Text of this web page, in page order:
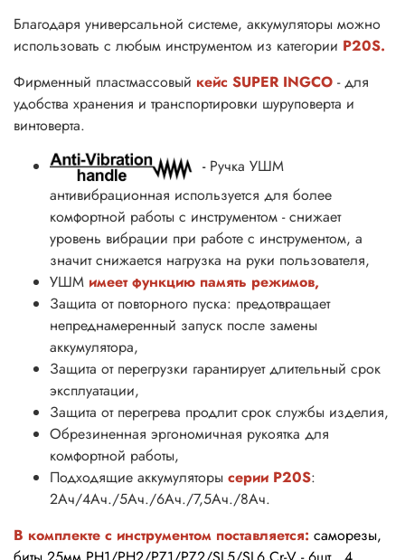
Благодаря универсальной системе, аккумуляторы можно
использовать с любым инструментом из категории P20S.
Фирменный пластмассовый кейс SUPER INGCO - для
удобства хранения и транспортировки шуруповерта и
винтоверта.
- Ручка УШМ
антивибрационная используется для более
комфортной работы с инструментом - cнижает
уровень вибрации при работе с инструментом, а
значит снижается нагрузка на руки пользователя,
УШМ имеет функцию память режимов,
Защита от повторного пуска: предотвращает
непреднамеренный запуск после замены
аккумулятора,
Защита от перегрузки гарантирует длительный срок
эксплуатации,
Защита от перегрева продлит срок службы изделия,
Обрезиненная эргономичная рукоятка для
комфортной работы,
Подходящие аккумуляторы серии P20S:
2Ач/4Ач./5Ач./6Ач./7,5Ач./8Ач.
В комплекте с инструментом поставляется: саморезы,